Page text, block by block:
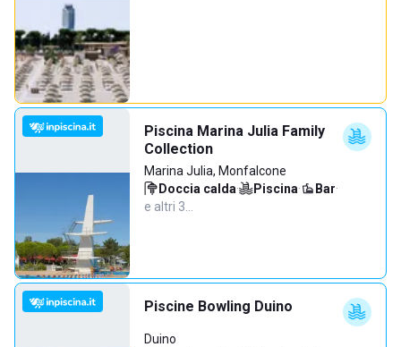
Piscina Marina Julia Family
Collection
Marina Julia, Monfalcone
Doccia calda· Piscina· Bar·
e altri 3…
Piscine Bowling Duino
Duino